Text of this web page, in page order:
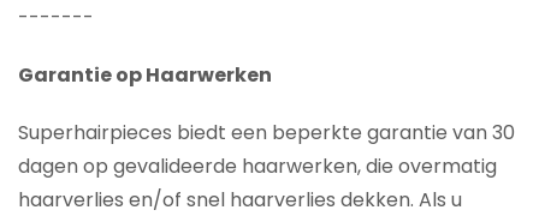
-------
Garantie op Haarwerken
Superhairpieces biedt een beperkte garantie van 30
dagen op gevalideerde haarwerken, die overmatig
haarverlies en/of snel haarverlies dekken. Als u